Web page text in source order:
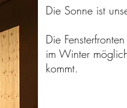
Die Sonne ist
Die
im Winter
kommt.